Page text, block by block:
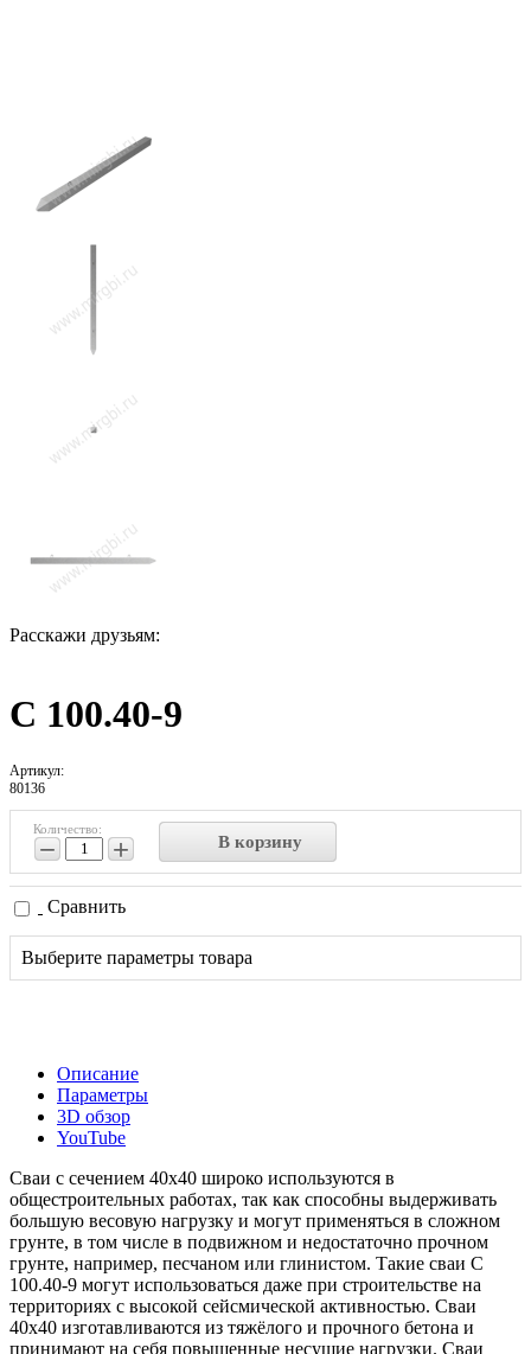
Расскажи друзьям:
С 100.40-9
Артикул:
80136
Количество:
− + В корзину
Сравнить
Выберите параметры товара
Описание
Параметры
3D обзор
YouTube
Сваи с сечением 40х40 широко используются в
общестроительных работах, так как способны выдерживать
большую весовую нагрузку и могут применяться в сложном
грунте, в том числе в подвижном и недостаточно прочном
грунте, например, песчаном или глинистом. Такие сваи С
100.40-9 могут использоваться даже при строительстве на
территориях с высокой сейсмической активностью. Сваи
40х40 изготавливаются из тяжёлого и прочного бетона и
принимают на себя повышенные несущие нагрузки. Сваи